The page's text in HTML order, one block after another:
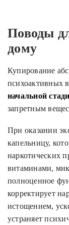
Поводы
дому
Купирование
психоактивных
начальной
запретным
При оказании
капельницу,
наркотических
витаминами,
полноценное
корректирует
истощением,
устраняет